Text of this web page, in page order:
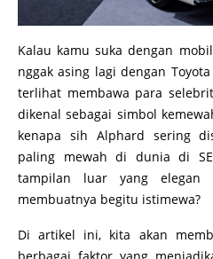
Kalau kamu suka dengan
nggak asing lagi dengan
terlihat membawa para
dikenal sebagai simbol
kenapa sih Alphard sering
paling mewah di dunia di
tampilan luar yang
membuatnya begitu istimewa?
Di artikel ini, kita akan
berbagai faktor yang